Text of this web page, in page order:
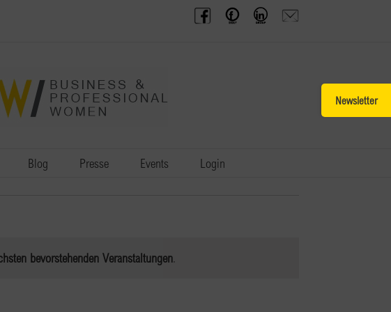
BPW
Austria
Offenes
Frauennetzwerk
BPW
Gruppe
Anfrage
schicken
Blog Presse Events Login
bevorstehenden Veranstaltungen.
Sliding